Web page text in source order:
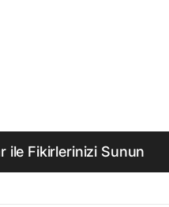
ile Fikirlerinizi Sunun